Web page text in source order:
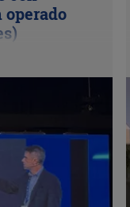
operado